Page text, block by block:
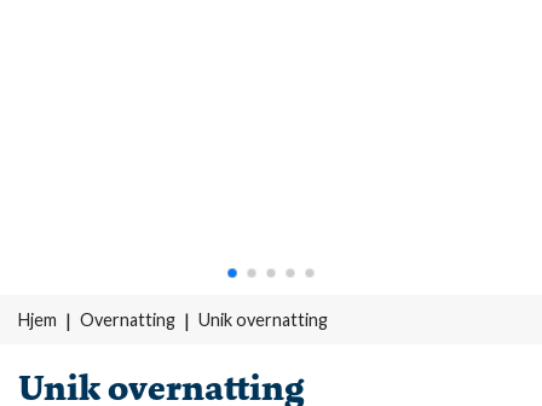
Hjem Overnatting Unik overnatting
Unik overnatting